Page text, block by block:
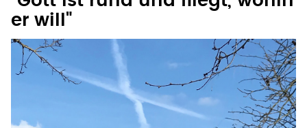
"Gott ist rund und fliegt, wohin